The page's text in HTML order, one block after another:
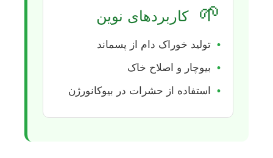
🌱 کاربردهای نوین
• تولید خوراک دام از پسماند
• بیوچار و اصلاح خاک
•
استفاده از حشرات در بیوکانورژن